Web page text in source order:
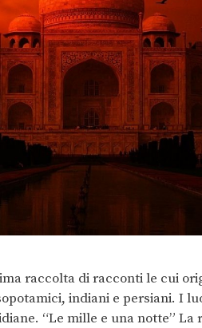
raccolta di racconti le cui
indiani e persiani. I
“Le mille e una notte”